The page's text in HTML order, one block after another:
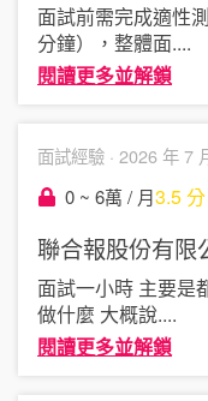
面試前需完成適性
分鐘），整體面....
閱讀更多並解鎖
面試經驗 · 2026 年 7
0 ~ 6萬 / 月3.5分
聯合報股份有限
面試一小時 主要是
做什麼 大概說....
閱讀更多並解鎖